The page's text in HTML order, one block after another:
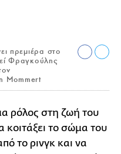
πρεμιέρα στο
Φραγκούλης
Mommert
ρόλος στη ζωή του
κοιτάξει το σώμα του
το ρινγκ και να